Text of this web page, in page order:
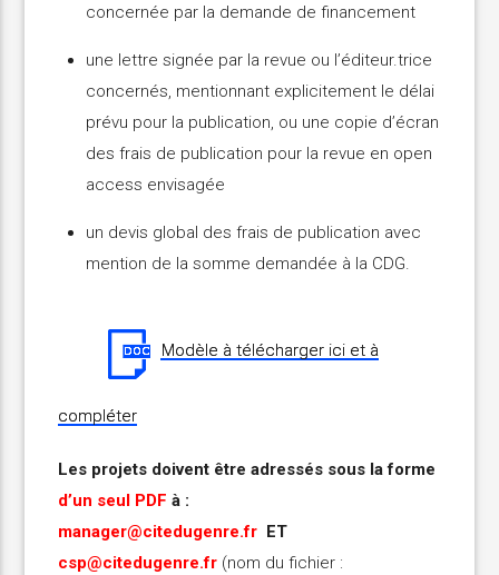
concernée par la demande de financement
une lettre signée par la revue ou l’éditeur.trice
concernés, mentionnant explicitement le délai
prévu pour la publication, ou une copie d’écran
des frais de publication pour la revue en open
access envisagée
un devis global des frais de publication avec
mention de la somme demandée à la CDG.
Modèle à télécharger ici et à
compléter
Les projets doivent être adressés sous la forme
d’un seul PDF à :
manager@citedugenre.fr ET
csp@citedugenre.fr (nom du fichier :